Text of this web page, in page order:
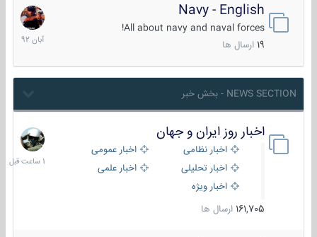
Navy - English
All about navy and naval forces!
ارسال ها
22
آبان
1392
NEWS SECTION - بخش خبر
اخبار روز ایران و جهان
اخبار نظامی
اخبار عمومی
اخبار تحلیلی
اخبار علمی
اخبار ویژه
161,705 ارسال ها
1
ساعت
قبل